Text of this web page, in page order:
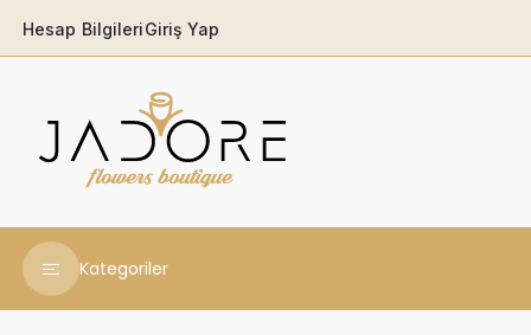
Hesap BilgileriGiriş Yap
Kategoriler